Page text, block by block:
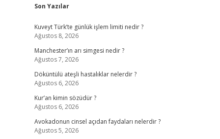
Sidebar
Son Yazılar
Kuveyt Türk’te günlük işlem limiti nedir ?
Ağustos 8, 2026
Manchester’ın arı simgesi nedir ?
Ağustos 7, 2026
Döküntülü ateşli hastalıklar nelerdir ?
Ağustos 6, 2026
Kur’an kimin sözüdür ?
Ağustos 6, 2026
Avokadonun cinsel açıdan faydaları nelerdir ?
Ağustos 5, 2026